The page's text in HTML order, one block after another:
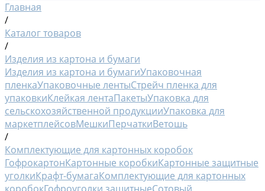
Главная
/
Каталог товаров
/
Изделия из картона и бумаги
Изделия из картона и бумагиУпаковочная
пленкаУпаковочные лентыСтрейч пленка для
упаковкиКлейкая лентаПакетыУпаковка для
сельскохозяйственной продукцииУпаковка для
маркетплейсовМешкиПерчаткиВетошь
/
Комплектующие для картонных коробок
ГофрокартонКартонные коробкиКартонные защитные
уголкиКрафт-бумагаКомплектующие для картонных